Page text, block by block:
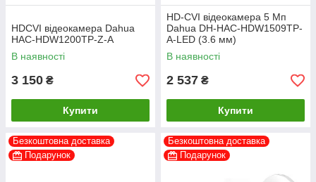
HDCVI відеокамера Dahua
HAC-HDW1200TP-Z-A
В наявності
3 150 ₴
Купити
HD-CVI відеокамера 5 Мп
Dahua DH-HAC-HDW1509TP-
A-LED (3.6 мм)
В наявності
2 537 ₴
Купити
Безкоштовна доставка
Подарунок
Безкоштовна доставка
Подарунок